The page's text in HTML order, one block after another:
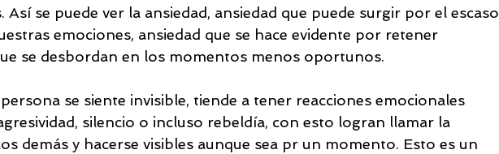
Así se puede ver la ansiedad, ansiedad que puede surgir por el escaso
emociones, ansiedad que se hace evidente por retener
se desbordan en los momentos menos oportunos.
se siente invisible, tiende a tener reacciones emocionales
silencio o incluso rebeldía, con esto logran llamar la
demás y hacerse visibles aunque sea pr un momento. Esto es un